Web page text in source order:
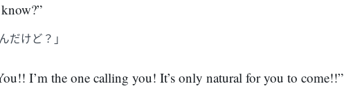
だけど？」
I’m the one calling you! It’s only natural for you to come!!”